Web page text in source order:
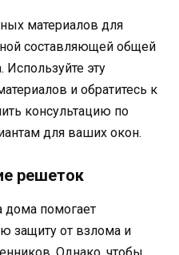
материалов для
составляющей общей
эту
и обратитесь к
консультацию по
для ваших окон.
решеток
дома помогает
защиту от взлома и